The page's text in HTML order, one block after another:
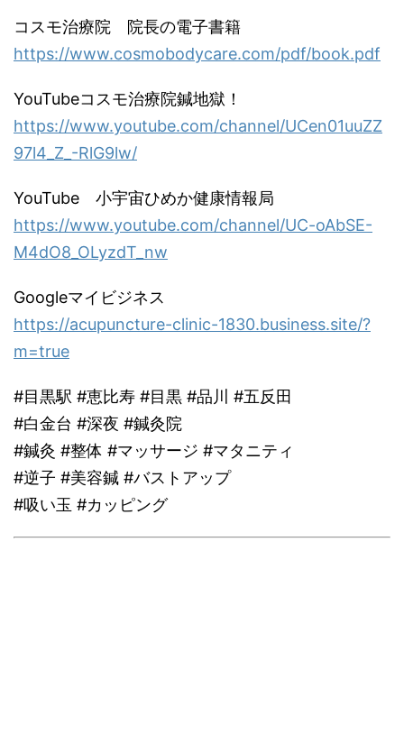
コスモ治療院 院長の電子書籍
https://www.cosmobodycare.com/pdf/book.pdf
YouTubeコスモ治療院鍼地獄！
https://www.youtube.com/channel/UCen01uuZZ
97l4_Z_-RlG9lw/
YouTube 小宇宙ひめか健康情報局
https://www.youtube.com/channel/UC-oAbSE-
M4dO8_OLyzdT_nw
Googleマイビジネス
https://acupuncture-clinic-1830.business.site/?
m=true
#目黒駅 #恵比寿 #目黒 #品川 #五反田
#白金台 #深夜 #鍼灸院
#鍼灸 #整体 #マッサージ #マタニティ
#逆子 #美容鍼 #バストアップ
#吸い玉 #カッピング